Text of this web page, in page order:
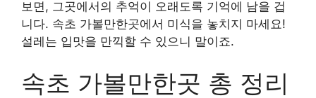
보면, 그곳에서의 추억이 오래도록 기억에 남을 겁
니다. 속초 가볼만한곳에서 미식을 놓치지 마세요!
설레는 입맛을 만끽할 수 있으니 말이죠.
속초 가볼만한곳 총 정리